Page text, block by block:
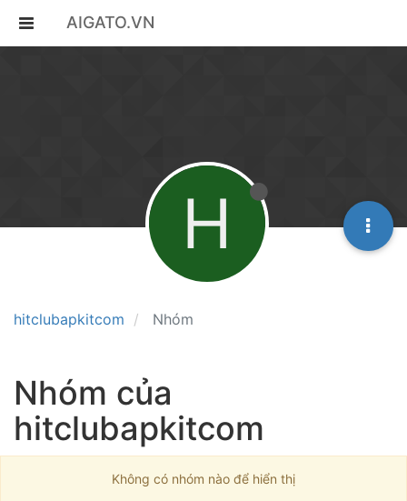
AIGATO.VN
hitclubapkitcom Nhóm
H
Nhóm của
hitclubapkitcom
Không có nhóm nào để hiển thị